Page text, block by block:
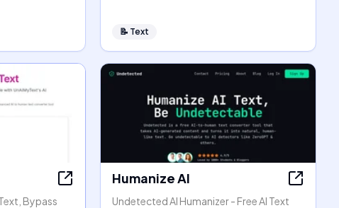
📝 Text
Bypass
Humanize AI
Undetected AI Humanizer - Free AI Text